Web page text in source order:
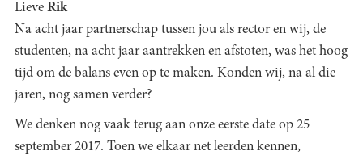
Lieve Rik
Na acht jaar partnerschap tussen jou als rector en wij, de
studenten, na acht jaar aantrekken en afstoten, was het hoog
tijd om de balans even op te maken. Konden wij, na al die
jaren, nog samen verder?
We denken nog vaak terug aan onze eerste date op 25
september 2017. Toen we elkaar net leerden kennen,